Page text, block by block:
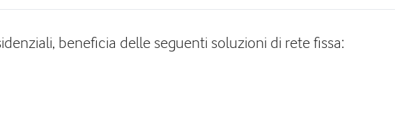
beneficia delle seguenti soluzioni di rete fissa: